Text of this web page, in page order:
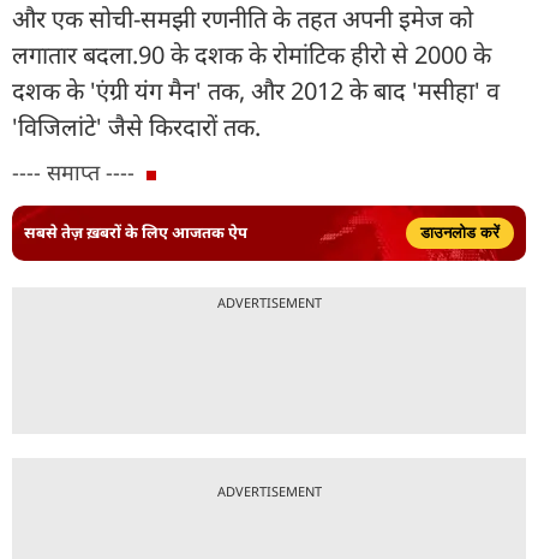
और एक सोची-समझी रणनीति के तहत अपनी इमेज को
लगातार बदला.90 के दशक के रोमांटिक हीरो से 2000 के
दशक के 'एंग्री यंग मैन' तक, और 2012 के बाद 'मसीहा' व
'विजिलांटे' जैसे किरदारों तक.
---- समाप्त ----
सबसे तेज़ ख़बरों के लिए आजतक ऐप डाउनलोड करें
ADVERTISEMENT
ADVERTISEMENT